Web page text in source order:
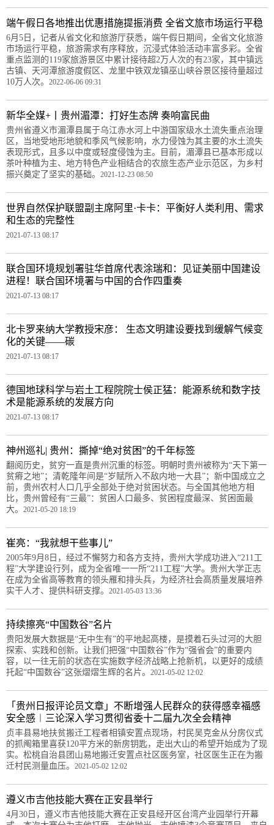
端午假日各地推出优惠措施提振消费 全省文旅市场运行平稳
6月5日，记者从省文化和旅游厅获悉，端午假日期间，全省文化旅游
市场运行平稳，旅游需求有序释放，沉浸式体验活动丰富多彩。全省
重点监测的119家旅游景区中累计接待超2万人次的有23家，其中镇远
古镇、天河潭旅游度假区、龙里中铁双龙镇巫山峡谷景区接待量超过
10万人次。 2022-06-06 09:31
新华全媒+丨贵州湄潭：打好生态牌 奏响富民曲
贵州省遵义市湄潭县属于乌江赤水河上中游国家级水土流失重点治理
区，当地受地形地貌和季风气候影响，水力侵蚀为其主要的水土流失
表现形式，且多以中度或轻度侵蚀为主。目前，湄潭县已基本形成以
茶叶种植为主、地方特色产业相结合的农旅生态产业示范区，为乡村
振兴奠定了坚实的基础。 2021-12-23 08:50
世界自然保护联盟副主席阿里·卡卡：平衡好人类利用、需求
和生态的完整性
2021-07-13 08:17
联合国环境规划署驻华首席代表涂瑞和：见证美丽中国建设
进程！联合国环境署与中国的合作四重奏
2021-07-13 08:17
北卡罗来纳大学教授宋彦： 生态文明建设要找到缓解气候变
化的关键——碳
2021-07-13 08:17
德国地球科学与岩土工程院院士侯正猛：能源系统和数字技
术是能源系统的发展方向
2021-07-13 08:17
神州巡礼| 贵州：撕掉“绝对贫困”的千年标签
翻阅历史，贫穷一直是贵州沉重的标签。明朝时贵州被称为“天下第一
贫瘠之地”；清乾隆年间是“岁赋所入不敌内地一大县”；新中国成立之
前，贵州农村人口几乎全部处于绝对贫困状态。与全国其他地方相
比，贵州曾经有“三最”：贫困人口最多、贫困程度最深、贫困面最
大。 2021-05-20 18:19
崔亮：“我就想干些事儿”
2005年9月8日，经过不懈努力和各方支持，贵州大学成功进入“211工
程”大学建设行列，成为全省唯一一所“211工程”大学。贵州大学正志
在成为全省高等教育的领头雁和排头兵，为经济社会高质量发展培养
实干人才、提供科研支撑。 2021-05-03 13:36
持续擦亮“中国数谷”名片
贵阳发展大数据是“无中生有”的平地起高楼，是摸着石头过河的大胆
探索、实践和创新。让我们把强“中国数谷”作为“强省会”的重要内
容，以一往无前的状态在实施数字经济战略上抢新机，以更好的成绩
托起“中国数谷”这张熠熠生辉的名片。 2021-05-02 12:02
「贵州日报评论员文章」不断增强人民群众的获得感幸福感
安全感︱三论深入学习贯彻省委十二届九次全会精神
贞丰县易地扶贫搬迁工程者相镇安置点现场，村民吴克金从分房仪式
的抓阄箱里喜获120平方米的新房钥匙，走出大山的希望开始成为了现
实。松桃自治县团山易地搬迁安置点社区医务室，社区医生正在为搬
迁村民测量血压。 2021-05-02 12:02
遵义市吉他技能大赛在正安县举行
4月30日，遵义市吉他技能大赛在正安县经开区台湾产业园举行开幕